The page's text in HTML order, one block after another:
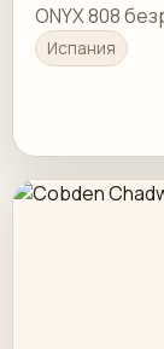
ONYX 808
выпуска,
Испания